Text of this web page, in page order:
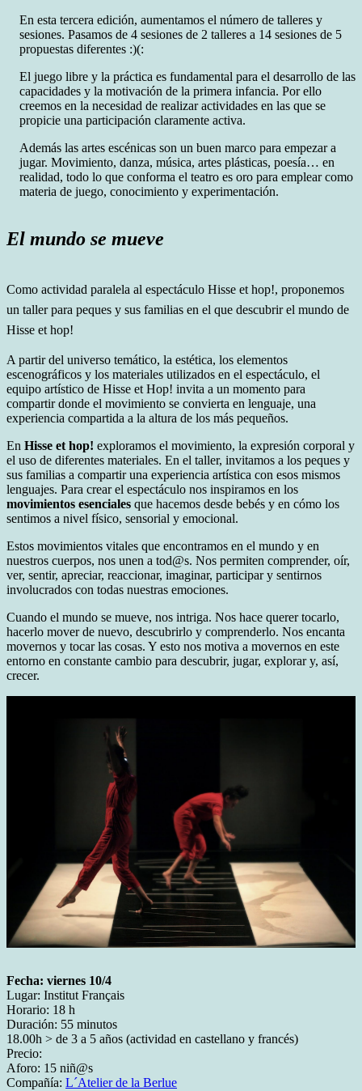
En esta tercera edición, aumentamos el número de talleres y
sesiones. Pasamos de 4 sesiones de 2 talleres a 14 sesiones de 5
propuestas diferentes :)(:
El juego libre y la práctica es fundamental para el desarrollo de las
capacidades y la motivación de la primera infancia. Por ello
creemos en la necesidad de realizar actividades en las que se
propicie una participación claramente activa.
Además las artes escénicas son un buen marco para empezar a
jugar. Movimiento, danza, música, artes plásticas, poesía… en
realidad, todo lo que conforma el teatro es oro para emplear como
materia de juego, conocimiento y experimentación.
El mundo se mueve
Como actividad paralela al espectáculo Hisse et hop!, proponemos
un taller para peques y sus familias en el que descubrir el mundo de
Hisse et hop!
A partir del universo temático, la estética, los elementos
escenográficos y los materiales utilizados en el espectáculo, el
equipo artístico de Hisse et Hop! invita a un momento para
compartir donde el movimiento se convierta en lenguaje, una
experiencia compartida a la altura de los más pequeños.
En Hisse et hop! exploramos el movimiento, la expresión corporal y
el uso de diferentes materiales. En el taller, invitamos a los peques y
sus familias a compartir una experiencia artística con esos mismos
lenguajes. Para crear el espectáculo nos inspiramos en los
movimientos esenciales que hacemos desde bebés y en cómo los
sentimos a nivel físico, sensorial y emocional.
Estos movimientos vitales que encontramos en el mundo y en
nuestros cuerpos, nos unen a tod@s. Nos permiten comprender, oír,
ver, sentir, apreciar, reaccionar, imaginar, participar y sentirnos
involucrados con todas nuestras emociones.
Cuando el mundo se mueve, nos intriga. Nos hace querer tocarlo,
hacerlo mover de nuevo, descubrirlo y comprenderlo. Nos encanta
movernos y tocar las cosas. Y esto nos motiva a movernos en este
entorno en constante cambio para descubrir, jugar, explorar y, así,
crecer.
Fecha: viernes 10/4
Lugar: Institut Français
Horario: 18 h
Duración: 55 minutos
18.00h > de 3 a 5 años (actividad en castellano y francés)
Precio:
Aforo: 15 niñ@s
Compañía: L´Atelier de la Berlue